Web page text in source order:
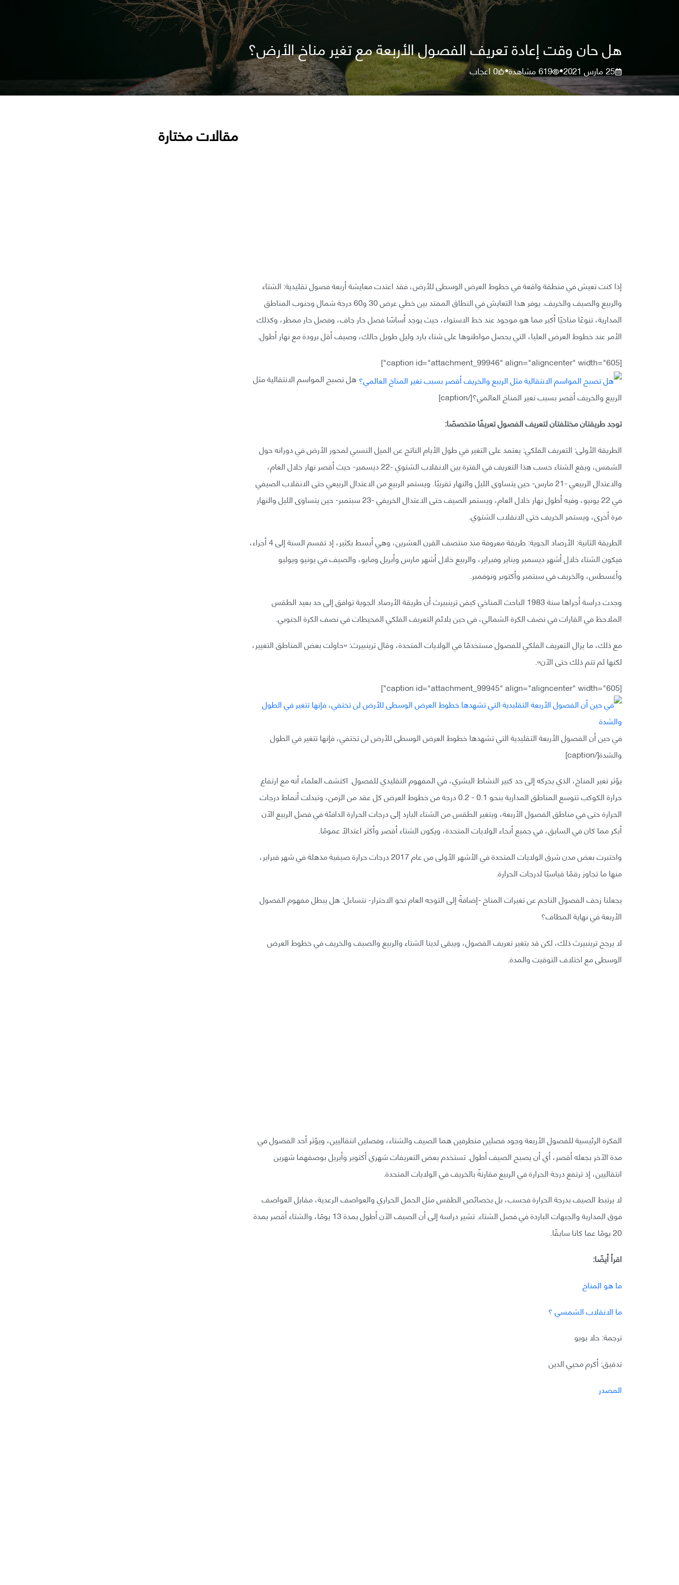
هل حان وقت إعادة تعريف الفصول الأربعة مع تغير مناخ الأرض؟
25 مارس 2021 •
619مشاهدة•
0اعجاب
إذا كنت تعيش في منطقة واقعة في خطوط العرض الوسطى للأرض، فقد اعتدت معايشة أربعة فصول تقليدية: الشتاء
والربيع والصيف والخريف. يوفر هذا التعايش في النطاق الممتد بين خطي عرض 30 و60 درجة شمال وجنوب المناطق
المدارية، تنوعًا مناخيًا أكبر مما هو موجود عند خط الاستواء، حيث يوجد أساسًا فصل حار جاف، وفصل حار ممطر، وكذلك
الأمر عند خطوط العرض العليا، التي يحصل مواطنوها على شتاء بارد وليل طويل حالك، وصيف أقل برودة مع نهار أطول.
[caption id="attachment_99946" align="aligncenter" width="605"]
هل تصبح المواسم الانتقالية مثل
الربيع والخريف أقصر بسبب تغير المناخ العالمي؟[/caption]
توجد طريقتان مختلفتان لتعريف الفصول تعريفًا متخصصًا:
الطريقة الأولى: التعريف الفلكي: يعتمد على التغير في طول الأيام الناتج عن الميل النسبي لمحور الأرض في دورانه حول
الشمس، ويقع الشتاء حسب هذا التعريف في الفترة بين الانقلاب الشتوي -22 ديسمبر- حيث أقصر نهار خلال العام،
والاعتدال الربيعي -21 مارس- حين يتساوى الليل والنهار تقريبًا. ويستمر الربيع من الاعتدال الربيعي حتى الانقلاب الصيفي
في 22 يونيو، وفيه أطول نهار خلال العام، ويستمر الصيف حتى الاعتدال الخريفي -23 سبتمبر- حين يتساوى الليل والنهار
مرة أخرى، ويستمر الخريف حتى الانقلاب الشتوي.
الطريقة الثانية: الأرصاد الجوية: طريقة معروفة منذ منتصف القرن العشرين، وهي أبسط بكثير، إذ تقسم السنة إلى 4 أجزاء،
فيكون الشتاء خلال أشهر ديسمبر ويناير وفبراير، والربيع خلال أشهر مارس وأبريل ومايو، والصيف في يونيو ويوليو
وأغسطس، والخريف في سبتمبر وأكتوبر ونوفمبر.
وجدت دراسة أجراها سنة 1983 الباحث المناخي كيفن ترينبيرث أن طريقة الأرصاد الجوية توافق إلى حد بعيد الطقس
الملاحظ في القارات في نصف الكرة الشمالي، في حين يلائم التعريف الفلكي المحيطات في نصف الكرة الجنوبي.
مع ذلك، ما يزال التعريف الفلكي للفصول مستخدمًا في الولايات المتحدة، وقال ترينبيرث: «حاولت بعض المناطق التغيير،
لكنها لم تتم ذلك حتى الآن».
[caption id="attachment_99945" align="aligncenter" width="605"]
في حين أن الفصول الأربعة التقليدية التي تشهدها خطوط العرض الوسطى للأرض لن تختفي، فإنها تتغير في الطول
والشدة[/caption]
يؤثر تغير المناخ، الذي يحركه إلى حد كبير النشاط البشري، في المفهوم التقليدي للفصول. اكتشف العلماء أنه مع ارتفاع
حرارة الكوكب تتوسع المناطق المدارية بنحو 0.1 - 0.2 درجة من خطوط العرض كل عقد من الزمن، وتبدلت أنماط درجات
الحرارة حتى في مناطق الفصول الأربعة، ويتغير الطقس من الشتاء البارد إلى درجات الحرارة الدافئة في فصل الربيع الآن
أبكر مما كان في السابق، في جميع أنحاء الولايات المتحدة، ويكون الشتاء أقصر وأكثر اعتدالًا عمومًا.
واختبرت بعض مدن شرق الولايات المتحدة في الأشهر الأولى من عام 2017 درجات حرارة صيفية مذهلة في شهر فبراير،
منها ما تجاوز رقمًا قياسيًا لدرجات الحرارة.
يجعلنا زحف الفصول الناجم عن تغيرات المناخ -إضافةً إلى التوجه العام نحو الاحترار- نتساءل: هل يبطل مفهوم الفصول
الأربعة في نهاية المطاف؟
لا يرجح ترينبيرث ذلك، لكن قد يتغير تعريف الفصول، ويبقى لدينا الشتاء والربيع والصيف والخريف في خطوط العرض
الوسطى مع اختلاف التوقيت والمدة.
الفكرة الرئيسية للفصول الأربعة وجود فصلين متطرفين هما الصيف والشتاء، وفصلين انتقاليين، ويؤثر أحد الفصول في
مدة الآخر بجعله أقصر، أي أن يصبح الصيف أطول. تستخدم بعض التعريفات شهري أكتوبر وأبريل بوصفهما شهرين
انتقاليين، إذ ترتفع درجة الحرارة في الربيع مقارنةً بالخريف في الولايات المتحدة.
لا يرتبط الصيف بدرجة الحرارة فحسب، بل بخصائص الطقس مثل الحمل الحراري والعواصف الرعدية، مقابل العواصف
فوق المدارية والجبهات الباردة في فصل الشتاء. تشير دراسة إلى أن الصيف الآن أطول بمدة 13 يومًا، والشتاء أقصر بمدة
20 يومًا عما كانا سابقًا.
اقرأ أيضًا:
ما هو المناخ
ما الانقلاب الشمسي ؟
ترجمة: حلا بوبو
تدقيق: أكرم محيي الدين
المصدر
مقالات مختارة